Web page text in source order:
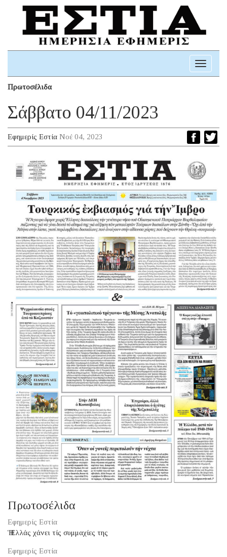
Toggle
Πρωτοσέλιδα
Σάββατο 04/11/2023
Εφημερίς Εστία Νοέ 04, 2023
Πρωτοσέλιδα
Εφημερίς Εστία
Ἡ Ἑλλάς χάνει τίς συμμαχίες της
Εφημερίς Εστία